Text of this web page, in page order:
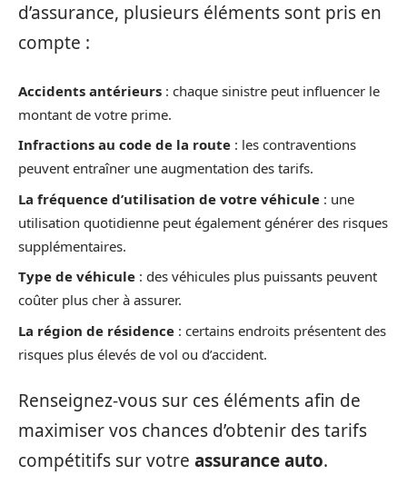
d’assurance, plusieurs éléments sont pris en
compte :
Accidents antérieurs : chaque sinistre peut influencer le
montant de votre prime.
Infractions au code de la route : les contraventions
peuvent entraîner une augmentation des tarifs.
La fréquence d’utilisation de votre véhicule : une
utilisation quotidienne peut également générer des risques
supplémentaires.
Type de véhicule : des véhicules plus puissants peuvent
coûter plus cher à assurer.
La région de résidence : certains endroits présentent des
risques plus élevés de vol ou d’accident.
Renseignez-vous sur ces éléments afin de
maximiser vos chances d’obtenir des tarifs
compétitifs sur votre assurance auto.